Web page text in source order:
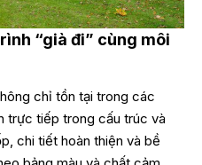
“già đi” cùng môi
chỉ tồn tại trong các
trực tiếp trong cấu trúc và
chi tiết hoàn thiện và bề